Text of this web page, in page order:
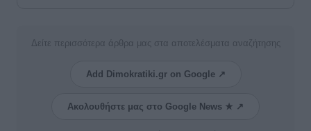
Δείτε περισσότερα άρθρα μας στα αποτελέσματα αναζήτησης
Add Dimokratiki.gr on Google ↗
Ακολουθήστε μας στο Google News ★ ↗